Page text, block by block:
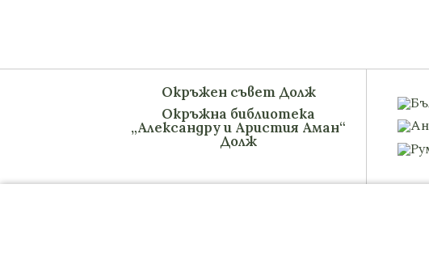
Окръжен съвет Долж
Окръжна библиотека
„Александру и Аристия Аман“
Долж